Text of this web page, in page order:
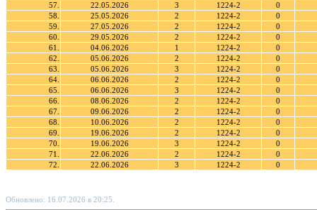
57.
22.05.2026 3 1224-2
0
58.
25.05.2026 2 1224-2
0
59.
27.05.2026 2 1224-2
0
60.
29.05.2026 2 1224-2
0
61.
04.06.2026 1 1224-2
0
62.
05.06.2026 2 1224-2
0
63.
05.06.2026 3 1224-2
0
64.
06.06.2026 2 1224-2
0
65.
06.06.2026 3 1224-2
0
66.
08.06.2026 2 1224-2
0
67.
09.06.2026 2 1224-2
0
68.
10.06.2026 2 1224-2
0
69.
19.06.2026 2 1224-2
0
70.
19.06.2026 3 1224-2
0
71.
22.06.2026 2 1224-2
0
72.
22.06.2026 3 1224-2 0
Обновлено: 16.07.2026 в 20:25.